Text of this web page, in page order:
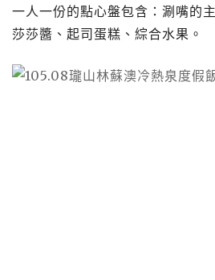
一人一份的點心盤包含：涮嘴的
莎莎醬、起司蛋糕、綜合水果。